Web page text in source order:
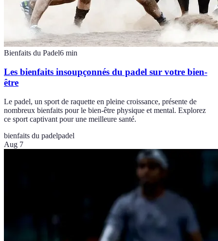
Bienfaits du Padel6 min
Les bienfaits insoupçonnés du padel sur votre bien-
être
Le padel, un sport de raquette en pleine croissance, présente de
nombreux bienfaits pour le bien-être physique et mental. Explorez
ce sport captivant pour une meilleure santé.
bienfaits du padelpadel
Aug 7